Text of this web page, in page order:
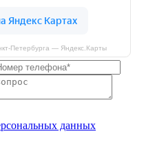
— Яндекс.Карты
данных